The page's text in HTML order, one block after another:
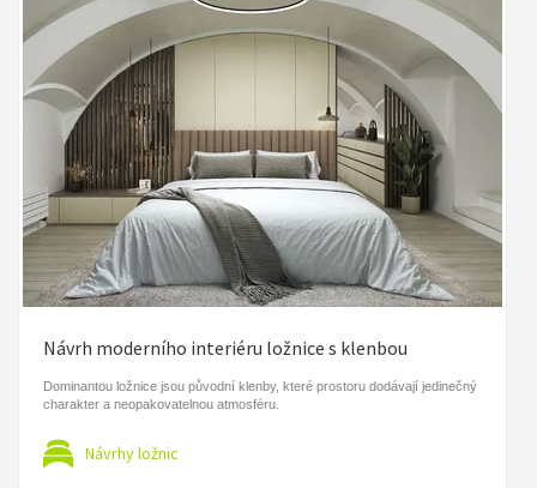
Návrh moderního interiéru ložnice s klenbou
Dominantou ložnice jsou původní klenby, které prostoru dodávají jedinečný
charakter a neopakovatelnou atmosféru.
Návrhy ložnic